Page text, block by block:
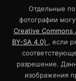
Отдельные
фотографии
Creative
BY-SA 4.0) , если
разрешение.
изображения